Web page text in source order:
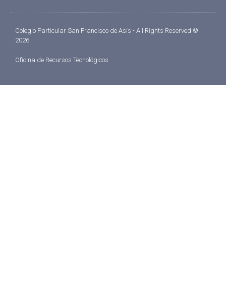
Colegio Particular San Francisco de Asís - All Rights Reserved ©
2026
Oficina de Recursos Tecnológicos​